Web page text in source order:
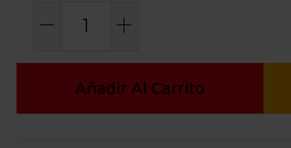
Añadir Al Carrito